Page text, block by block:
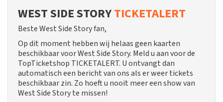
WEST SIDE STORYTICKETALERT
Beste West Side Story fan,
Op dit moment hebben wij helaas geen kaarten
beschikbaar voor West Side Story. Meld u aan voor de
TopTicketshop TICKETALERT. U ontvangt dan
automatisch een bericht van ons als er weer tickets
beschikbaar zin. Zo hoeft u nooit meer een show van
West Side Story te missen!